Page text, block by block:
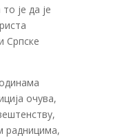
је да је
Српске
очува,
радницима,